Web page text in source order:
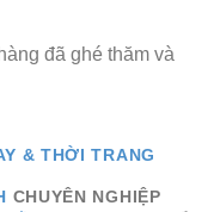
đã ghé thăm và
& THỜI TRANG
CHUYÊN NGHIỆP